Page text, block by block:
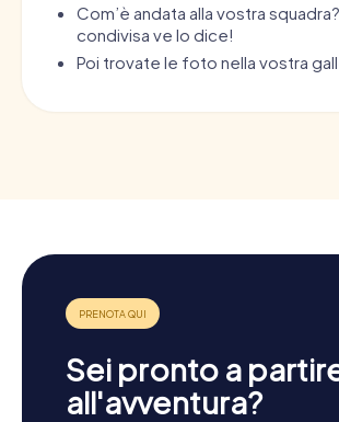
Com’è andata alla vostra
condivisa ve lo dice!
Poi trovate le foto nella vostra
Sei pronto a
all'avventura?